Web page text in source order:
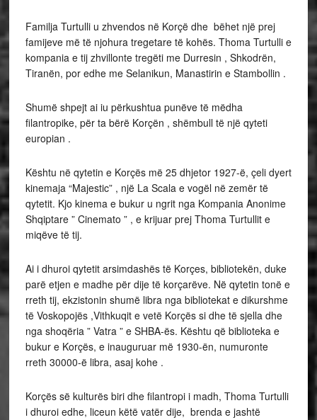
Familja Turtulli u zhvendos në Korçë dhe bëhet një prej
famijeve më të njohura tregetare të kohës. Thoma Turtulli e
kompania e tij zhvillonte tregëti me Durresin , Shkodrën,
Tiranën, por edhe me Selanikun, Manastirin e Stambollin .
Shumë shpejt ai iu përkushtua punëve të mëdha
filantropike, për ta bërë Korçën , shëmbull të një qyteti
europian .
Kështu në qytetin e Korçës më 25 dhjetor 1927-ë, çeli dyert
kinemaja “Majestic” , një La Scala e vogël në zemër të
qytetit. Kjo kinema e bukur u ngrit nga Kompania Anonime
Shqiptare ” Cinemato ” , e krijuar prej Thoma Turtullit e
miqëve të tij.
Ai i dhuroi qytetit arsimdashës të Korçes, bibliotekën, duke
parë etjen e madhe për dije të korçarëve. Në qytetin tonë e
rreth tij, ekzistonin shumë libra nga bibliotekat e dikurshme
të Voskopojës ,Vithkuqit e vetë Korçës si dhe të sjella dhe
nga shoqëria ” Vatra ” e SHBA-ës. Kështu që biblioteka e
bukur e Korçës, e inauguruar më 1930-ën, numuronte
rreth 30000-ë libra, asaj kohe .
Korçës së kulturës biri dhe filantropi i madh, Thoma Turtulli
i dhuroi edhe, liceun këtë vatër dije, brenda e jashtë